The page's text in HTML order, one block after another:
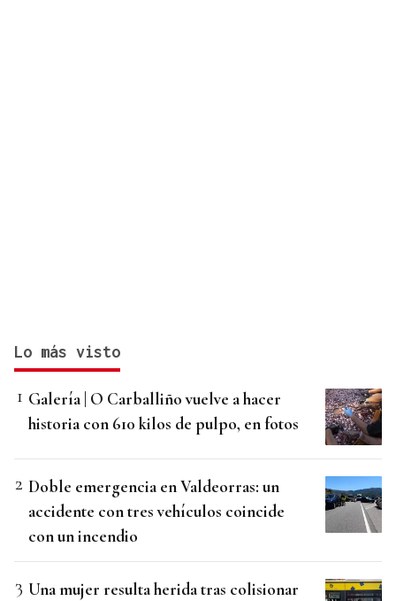
Lo más visto
Galería | O Carballiño vuelve a hacer
historia con 610 kilos de pulpo, en fotos
Doble emergencia en Valdeorras: un
accidente con tres vehículos coincide
con un incendio
Una mujer resulta herida tras colisionar